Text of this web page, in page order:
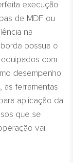
execução
de MDF ou
na
possua o
com
desempenho
as ferramentas
aplicação da
que se
vai